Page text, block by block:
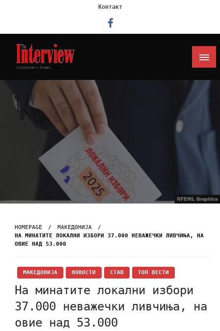
Контакт
Интервју
HOMEPAGE
МАКЕДОНИЈА
НА МИНАТИТЕ ЛОКАЛНИ ИЗБОРИ 37.000 НЕВАЖЕЧКИ ЛИВЧИЊА, НА
ОВИЕ НАД 53.000
МАКЕДОНИЈА НОВОСТИ СТАВ ТОП ВЕСТИ
На минатите локални избори
37.000 неважечки ливчиња, на
овие над 53.000